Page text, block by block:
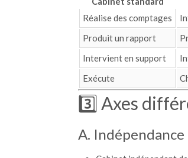
Réalise des comptages
Produit un rapport
Intervient en support
Exécute
3️⃣ Axes
A.